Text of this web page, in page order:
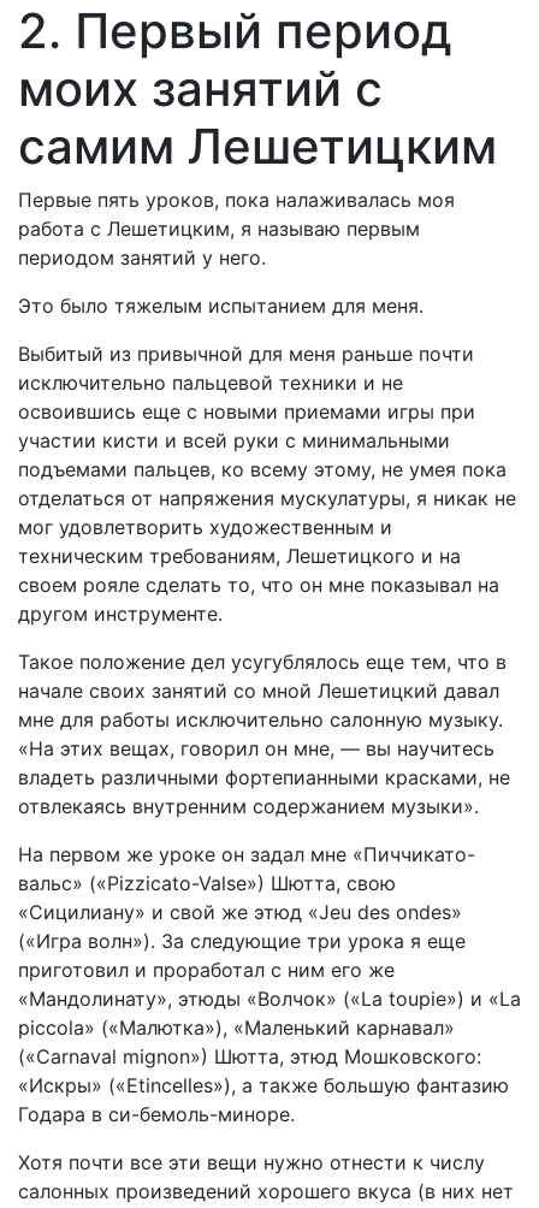
2. Первый период
моих занятий с
самим Лешетицким
Первые пять уроков, пока налаживалась моя
работа с Лешетицким, я называю первым
периодом занятий у него.
Это было тяжелым испытанием для меня.
Выбитый из привычной для меня раньше почти
исключительно пальцевой техники и не
освоившись еще с новыми приемами игры при
участии кисти и всей руки с минимальными
подъемами пальцев, ко всему этому, не умея пока
отделаться от напряжения мускулатуры, я никак не
мог удовлетворить художественным и
техническим требованиям, Лешетицкого и на
своем рояле сделать то, что он мне показывал на
другом инструменте.
Такое положение дел усугублялось еще тем, что в
начале своих занятий со мной Лешетицкий давал
мне для работы исключительно салонную музыку.
«На этих вещах, говорил он мне, — вы научитесь
владеть различными фортепианными красками, не
отвлекаясь внутренним содержанием музыки».
На первом же уроке он задал мне «Пиччикато-
вальс» («Pizzicato-Valse») Шютта, свою
«Сицилиану» и свой же этюд «Jeu des ondes»
(«Игра волн»). За следующие три урока я еще
приготовил и проработал с ним его же
«Мандолинату», этюды «Волчок» («La toupie») и «La
piccola» («Малютка»), «Маленький карнавал»
(«Carnaval mignon») Шютта, этюд Мошковского:
«Искры» («Etincelles»), а также большую фантазию
Годара в си-бемоль-миноре.
Хотя почти все эти вещи нужно отнести к числу
салонных произведений хорошего вкуса (в них нет